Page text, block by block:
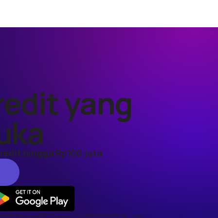
yang
hingga Rp100 juta
Agustus 2025–Mei 2026. Keputusan persetujuan dapat